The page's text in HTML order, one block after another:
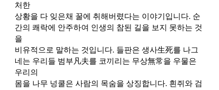
처한
상황을 다 잊은채 꿀에 취해버렸다는 이야기입니다. 순
간의 쾌락에 안주하여 인생의 참된 길을 보지 못하는 것
을
비유적으로 말하는 것입니다. 들판은 생사生死를 나그
네는 우리들 범부 凡夫를 코끼리는 무상無常을 우물은
우리의
몸을 나무 넝쿨은 사람의 목숨을 상징합니다. 흰쥐와 검